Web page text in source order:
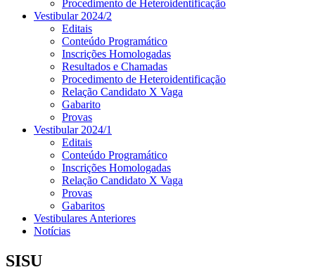
Procedimento de Heteroidentificação
Vestibular 2024/2
Editais
Conteúdo Programático
Inscrições Homologadas
Resultados e Chamadas
Procedimento de Heteroidentificação
Relação Candidato X Vaga
Gabarito
Provas
Vestibular 2024/1
Editais
Conteúdo Programático
Inscrições Homologadas
Relação Candidato X Vaga
Provas
Gabaritos
Vestibulares Anteriores
Notícias
SISU